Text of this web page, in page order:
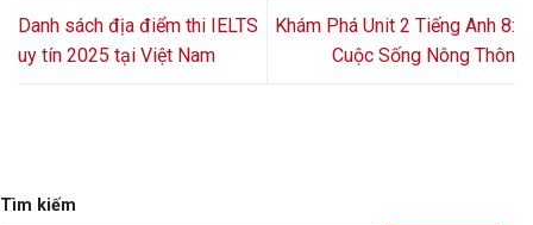
Danh sách địa điểm thi IELTS
uy tín 2025 tại Việt Nam
Khám Phá Unit 2 Tiếng Anh 8:
Cuộc Sống Nông Thôn
Tìm kiếm